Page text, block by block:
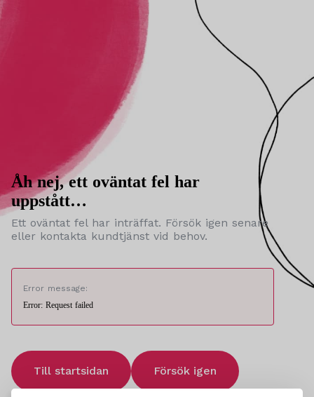
Åh nej, ett oväntat fel har
uppstått…
Ett oväntat fel har inträffat. Försök igen senare
eller kontakta kundtjänst vid behov.
Error message:
Error: Request failed
Till startsidan Försök igen